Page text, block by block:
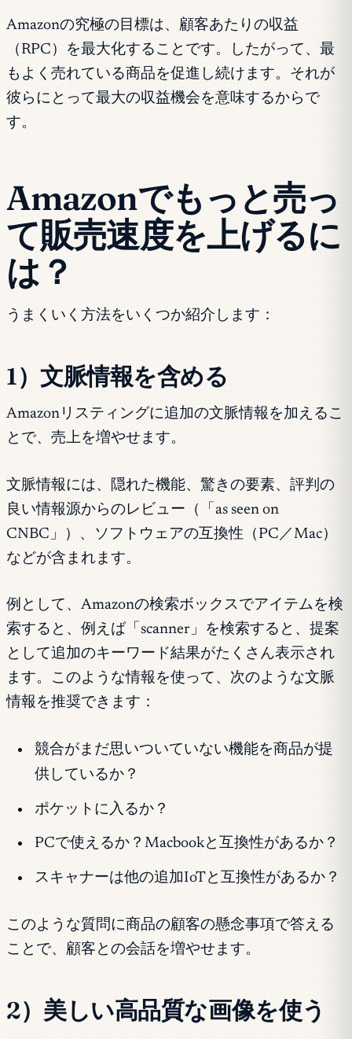
Amazonの究極の目標は、顧客あたりの収益
（RPC）を最大化することです。したがって、最
もよく売れている商品を促進し続けます。それが
彼らにとって最大の収益機会を意味するからで
す。
Amazonでもっと売っ
て販売速度を上げるに
は？
うまくいく方法をいくつか紹介します：
1）文脈情報を含める
Amazonリスティングに追加の文脈情報を加えるこ
とで、売上を増やせます。
文脈情報には、隠れた機能、驚きの要素、評判の
良い情報源からのレビュー（「as seen on
CNBC」）、ソフトウェアの互換性（PC／Mac）
などが含まれます。
例として、Amazonの検索ボックスでアイテムを検
索すると、例えば「scanner」を検索すると、提案
として追加のキーワード結果がたくさん表示され
ます。このような情報を使って、次のような文脈
情報を推奨できます：
競合がまだ思いついていない機能を商品が提
供しているか？
ポケットに入るか？
PCで使えるか？Macbookと互換性があるか？
スキャナーは他の追加IoTと互換性があるか？
このような質問に商品の顧客の懸念事項で答える
ことで、顧客との会話を増やせます。
2）美しい高品質な画像を使う